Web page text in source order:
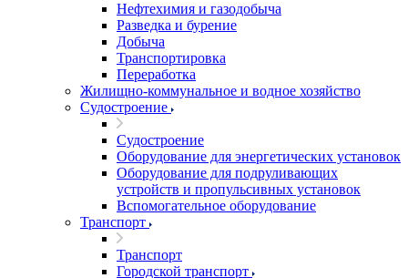
Нефтехимия и газодобыча
Разведка и бурение
Добыча
Транспортировка
Переработка
Жилищно-коммунальное и водное хозяйство
Судостроение
Судостроение
Оборудование для энергетических установок
Оборудование для подруливающих
устройств и пропульсивных установок
Вспомогательное оборудование
Транспорт
Транспорт
Городской транспорт